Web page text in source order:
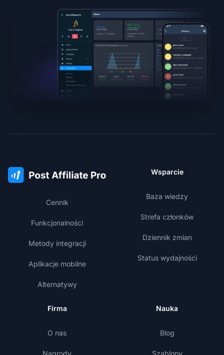
Cennik
Funkcjonalności
Metody integracji
Aplikacje mobilne
Alternatywy
Wsparcie
Baza wiedzy
Strefa członków
Dziennik zmian
Status wydajności
Firma
O nas
Nagrody
Nauka
Blog
Szablony